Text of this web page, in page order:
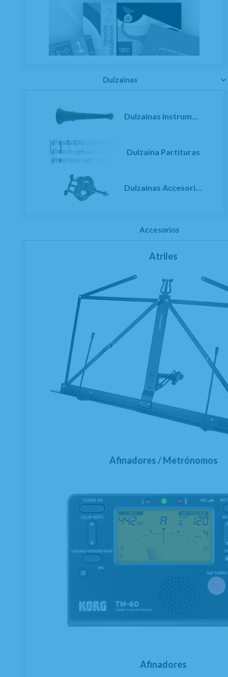
Dulzainas
Dulzainas Instrumentos
Dulzaina Partituras
Dulzainas Accesorios
Accesorios
Atriles
Afinadores / Metrónomos
Afinadores